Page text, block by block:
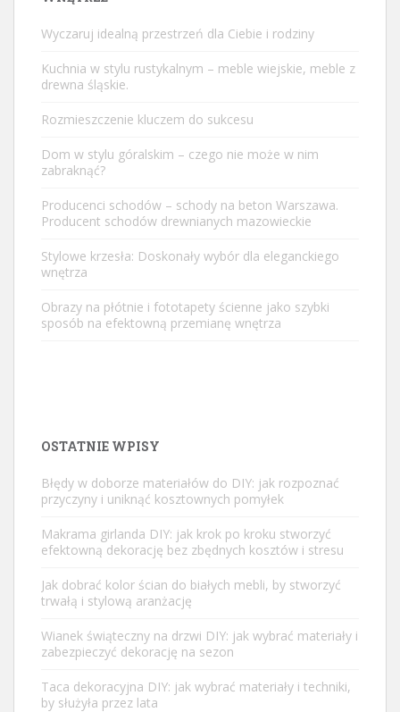
Wyczaruj idealną przestrzeń dla Ciebie i rodziny
Kuchnia w stylu rustykalnym – meble wiejskie, meble z
drewna śląskie.
Rozmieszczenie kluczem do sukcesu
Dom w stylu góralskim – czego nie może w nim
zabraknąć?
Producenci schodów – schody na beton Warszawa.
Producent schodów drewnianych mazowieckie
Stylowe krzesła: Doskonały wybór dla eleganckiego
wnętrza
Obrazy na płótnie i fototapety ścienne jako szybki
sposób na efektowną przemianę wnętrza
OSTATNIE WPISY
Błędy w doborze materiałów do DIY: jak rozpoznać
przyczyny i uniknąć kosztownych pomyłek
Makrama girlanda DIY: jak krok po kroku stworzyć
efektowną dekorację bez zbędnych kosztów i stresu
Jak dobrać kolor ścian do białych mebli, by stworzyć
trwałą i stylową aranżację
Wianek świąteczny na drzwi DIY: jak wybrać materiały i
zabezpieczyć dekorację na sezon
Taca dekoracyjna DIY: jak wybrać materiały i techniki,
by służyła przez lata